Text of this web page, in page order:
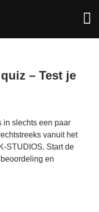
– Test je
in slechts een paar
vanuit het
STUDIOS. Start de
en